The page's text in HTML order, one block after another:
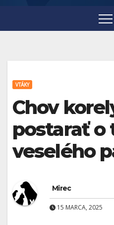
VTÁKY
Chov
postarať o
veselého
Mirec
15 MARCA, 2025